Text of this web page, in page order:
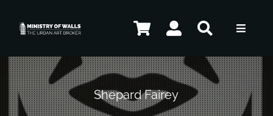
Inhalt
Toggle
Künstler
Shepard Fairey